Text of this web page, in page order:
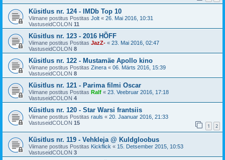
Küsitlus nr. 124 - IMDb Top 10
Viimane postitus Postitas Jolt « 26. Mai 2016, 10:31
VastuseidCOLON 11
Küsitlus nr. 123 - 2016 HÕFF
Viimane postitus Postitas JazZ- « 23. Mai 2016, 02:47
VastuseidCOLON 8
Küsitlus nr. 122 - Mustamäe Apollo kino
Viimane postitus Postitas Zinera « 06. Märts 2016, 15:39
VastuseidCOLON 8
Küsitlus nr. 121 - Parima filmi Oscar
Viimane postitus Postitas Ralf « 23. Veebruar 2016, 17:18
VastuseidCOLON 4
Küsitlus nr. 120 - Star Warsi frantsiis
Viimane postitus Postitas rauls « 20. Jaanuar 2016, 21:33
VastuseidCOLON 15 1 2
Küsitlus nr. 119 - Vehkleja @ Kuldgloobus
Viimane postitus Postitas Kickflick « 15. Detsember 2015, 10:53
VastuseidCOLON 3